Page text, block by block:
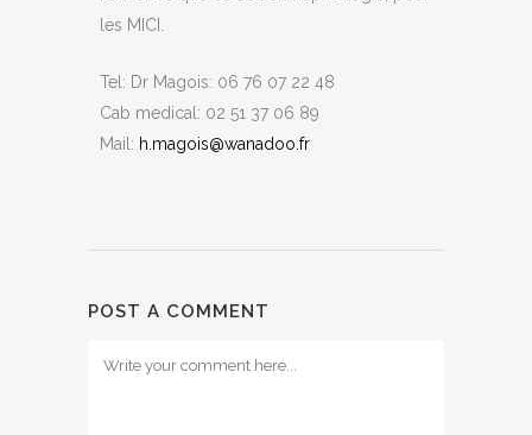
les MICI.
Tel: Dr Magois: 06 76 07 22 48
Cab medical: 02 51 37 06 89
Mail: h.magois@wanadoo.fr
POST A COMMENT